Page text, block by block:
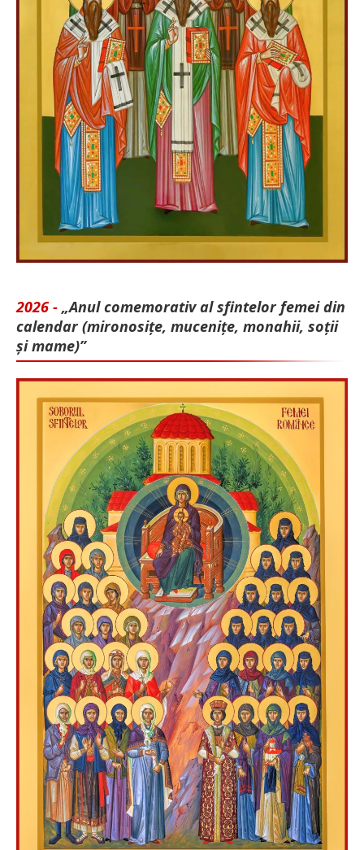
2026 - „Anul comemorativ al sfintelor femei din
calendar (mironosițe, mu­cenițe, monahii, soții
și mame)”